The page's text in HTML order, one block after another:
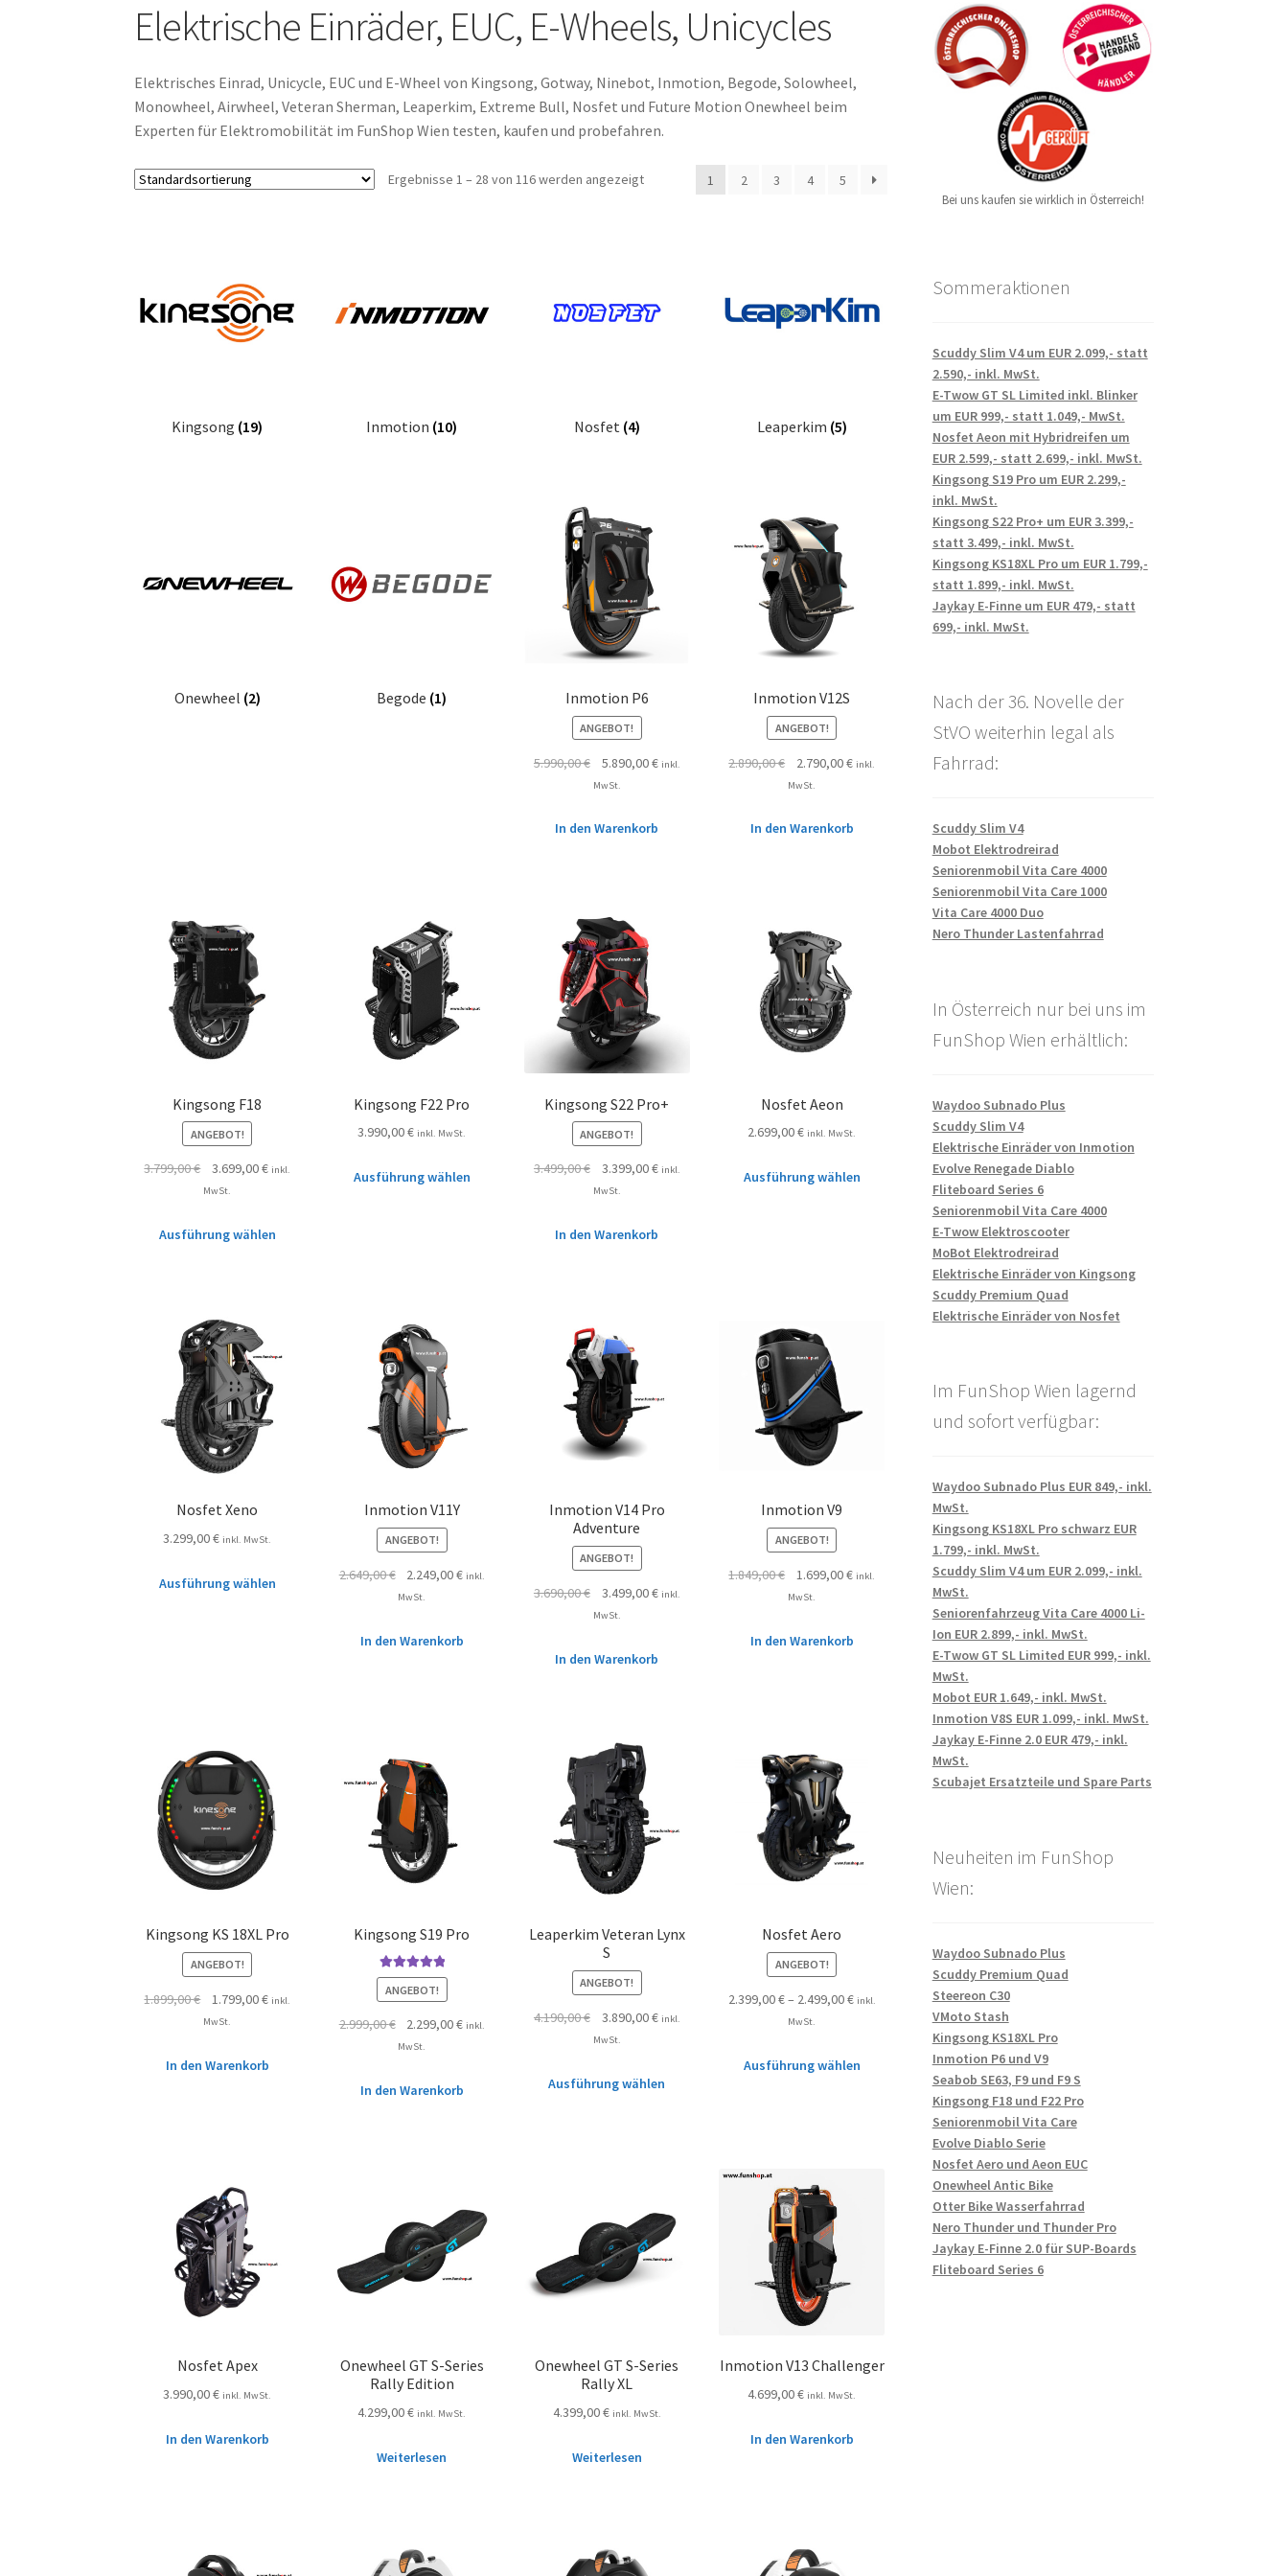
Elektrische Einräder, EUC, E-Wheels, Unicycles
Elektrisches Einrad, Unicycle, EUC und E-Wheel von Kingsong, Gotway, Ninebot, Inmotion, Begode, Solowheel,
Monowheel, Airwheel, Veteran Sherman, Leaperkim, Extreme Bull, Nosfet und Future Motion Onewheel beim
Experten für Elektromobilität im FunShop Wien testen, kaufen und probefahren.
Ergebnisse 1 – 28 von 116 werden angezeigt 1 2 3 4 5
Kingsong (19) Inmotion (10) Nosfet (4) Leaperkim (5)
Onewheel (2) Begode (1) Inmotion P6
ANGEBOT!
5.990,00€ 5.890,00€ inkl.
MwSt.
In den Warenkorb
Inmotion V12S
ANGEBOT!
2.890,00€ 2.790,00€ inkl.
MwSt.
In den Warenkorb
Kingsong F18
ANGEBOT!
3.799,00€ 3.699,00€ inkl.
MwSt.
Ausführung wählen
Kingsong F22 Pro
3.990,00€ inkl. MwSt.
Ausführung wählen
Kingsong S22 Pro+
ANGEBOT!
3.499,00€ 3.399,00€ inkl.
MwSt.
In den Warenkorb
Nosfet Aeon
2.699,00€ inkl. MwSt.
Ausführung wählen
Nosfet Xeno
3.299,00€ inkl. MwSt.
Ausführung wählen
Inmotion V11Y
ANGEBOT!
2.649,00€ 2.249,00€ inkl.
MwSt.
In den Warenkorb
Inmotion V14 Pro
Adventure
ANGEBOT!
3.690,00€ 3.499,00€ inkl.
MwSt.
In den Warenkorb
Inmotion V9
ANGEBOT!
1.849,00€ 1.699,00€ inkl.
MwSt.
In den Warenkorb
Kingsong KS 18XL Pro
ANGEBOT!
1.899,00€ 1.799,00€ inkl.
MwSt.
In den Warenkorb
Kingsong S19 Pro
Bewertet mit
5.00von 5
ANGEBOT!
2.999,00€ 2.299,00€ inkl.
MwSt.
In den Warenkorb
Leaperkim Veteran Lynx
S
ANGEBOT!
4.190,00€ 3.890,00€ inkl.
MwSt.
Ausführung wählen
Nosfet Aero
ANGEBOT!
2.399,00€– 2.499,00€ inkl.
MwSt.
Ausführung wählen
Nosfet Apex
3.990,00€ inkl. MwSt.
In den Warenkorb
Onewheel GT S-Series
Rally Edition
4.299,00€ inkl. MwSt.
Weiterlesen
Onewheel GT S-Series
Rally XL
4.399,00€ inkl. MwSt.
Weiterlesen
Inmotion V13 Challenger
4.699,00€ inkl. MwSt.
In den Warenkorb
Bei uns kaufen sie wirklich in Österreich!
Sommeraktionen
Scuddy Slim V4 um EUR 2.099,- statt
2.590,- inkl. MwSt.
E-Twow GT SL Limited inkl. Blinker
um EUR 999,- statt 1.049,- MwSt.
Nosfet Aeon mit Hybridreifen um
EUR 2.599,- statt 2.699,- inkl. MwSt.
Kingsong S19 Pro um EUR 2.299,-
inkl. MwSt.
Kingsong S22 Pro+ um EUR 3.399,-
statt 3.499,- inkl. MwSt.
Kingsong KS18XL Pro um EUR 1.799,-
statt 1.899,- inkl. MwSt.
Jaykay E-Finne um EUR 479,- statt
699,- inkl. MwSt.
Nach der 36. Novelle der
StVO weiterhin legal als
Fahrrad:
Scuddy Slim V4
Mobot Elektrodreirad
Seniorenmobil Vita Care 4000
Seniorenmobil Vita Care 1000
Vita Care 4000 Duo
Nero Thunder Lastenfahrrad
In Österreich nur bei uns im
FunShop Wien erhältlich:
Waydoo Subnado Plus
Scuddy Slim V4
Elektrische Einräder von Inmotion
Evolve Renegade Diablo
Fliteboard Series 6
Seniorenmobil Vita Care 4000
E-Twow Elektroscooter
MoBot Elektrodreirad
Elektrische Einräder von Kingsong
Scuddy Premium Quad
Elektrische Einräder von Nosfet
Im FunShop Wien lagernd
und sofort verfügbar:
Waydoo Subnado Plus EUR 849,- inkl.
MwSt.
Kingsong KS18XL Pro schwarz EUR
1.799,- inkl. MwSt.
Scuddy Slim V4 um EUR 2.099,- inkl.
MwSt.
Seniorenfahrzeug Vita Care 4000 Li-
Ion EUR 2.899,- inkl. MwSt.
E-Twow GT SL Limited EUR 999,- inkl.
MwSt.
Mobot EUR 1.649,- inkl. MwSt.
Inmotion V8S EUR 1.099,- inkl. MwSt.
Jaykay E-Finne 2.0 EUR 479,- inkl.
MwSt.
Scubajet Ersatzteile und Spare Parts
Neuheiten im FunShop
Wien:
Waydoo Subnado Plus
Scuddy Premium Quad
Steereon C30
VMoto Stash
Kingsong KS18XL Pro
Inmotion P6 und V9
Seabob SE63, F9 und F9 S
Kingsong F18 und F22 Pro
Seniorenmobil Vita Care
Evolve Diablo Serie
Nosfet Aero und Aeon EUC
Onewheel Antic Bike
Otter Bike Wasserfahrrad
Nero Thunder und Thunder Pro
Jaykay E-Finne 2.0 für SUP-Boards
Fliteboard Series 6